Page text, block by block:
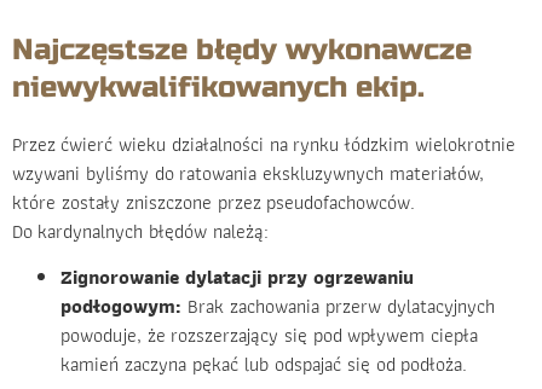
Najczęstsze błędy wykonawcze
niewykwalifikowanych ekip.
Przez ćwierć wieku działalności na rynku łódzkim wielokrotnie
wzywani byliśmy do ratowania ekskluzywnych materiałów,
które zostały zniszczone przez pseudofachowców.
Do kardynalnych błędów należą:
Zignorowanie dylatacji przy ogrzewaniu
podłogowym: Brak zachowania przerw dylatacyjnych
powoduje, że rozszerzający się pod wpływem ciepła
kamień zaczyna pękać lub odspajać się od podłoża.